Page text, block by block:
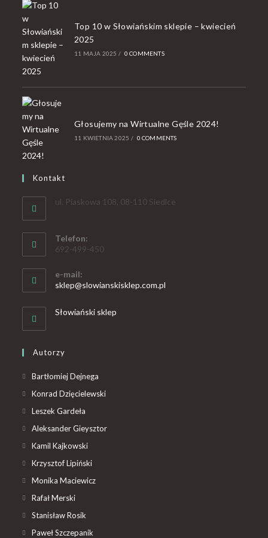
Top 10 w Słowiańskim sklepie – kwiecień
2025
11 MAJA 2025 / 0 COMMENTS
Głosujemy na Wirtualne Gęśle 2024!
11 KWIETNIA 2025 / 0 COMMENTS
Kontakt
ul. Piaskowa 108, 08-110 Siedlce
Telefon:
692-499-450
e-mail:
sklep@slowianskisklep.com.pl
Słowiański sklep
Autorzy
Bartłomiej Dejnega
Konrad Dzięcielewski
Leszek Gardeła
Aleksander Gieysztor
Kamil Kajkowski
Krzysztof Lipiński
Monika Maciewicz
Rafał Merski
Stanisław Rosik
Paweł Szczepanik